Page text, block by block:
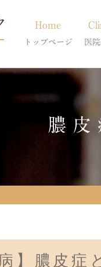
Home
トップページ 医
当院のご紹介
獣医師紹介
膿
】膿皮症